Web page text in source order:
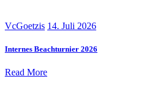
VcGoetzis 14. Juli 2026
Internes Beachturnier 2026
Read More